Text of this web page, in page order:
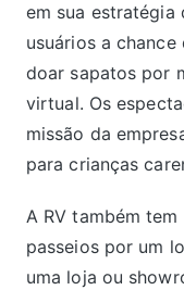
em sua estratégia
usuários a
doar sapatos por
virtual. Os
missão da
para crianças
A RV também
passeios por um
uma loja ou